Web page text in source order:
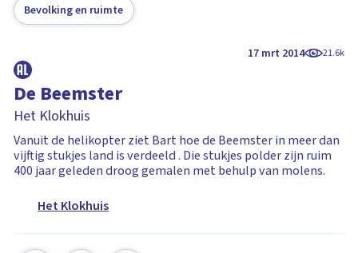
Bevolking en ruimte
17 mrt 2014 21.6k
De Beemster
Het Klokhuis
Vanuit de helikopter ziet Bart hoe de Beemster in meer dan
vijftig stukjes land is verdeeld . Die stukjes polder zijn ruim
400 jaar geleden droog gemalen met behulp van molens.
Het Klokhuis